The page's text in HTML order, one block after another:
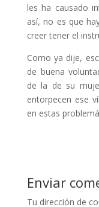
les ha causado
así, no es que
creer tener el
Como ya dije,
de buena
de la de su
entorpecen ese
en estas
Enviar
Tu dirección de